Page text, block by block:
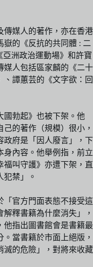
傳媒人的著作，亦在香港
的《反抗的共同體 : 二
洲政治運動場》和許寶
媒人包括區家麟的《二十
譚蕙芸的《文字欲：回
國勃起》也被下架。他
的著作（規模）很小，
政府是「因人廢言」，下
身內容。他舉例指，前立
福叫守護》亦遭下架，直
禁」。
「官方門面表態不接受這
釋書籍為什麼消失」，
他指出圖書館會是書籍最
當書籍於市面上絕版，
滅的危險」，對將來收藏